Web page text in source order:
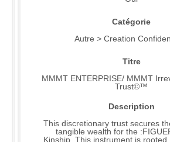
Catégorie
Autre > Creation
Titre
MMMT ENTERPRISE/ MMMT
Trust©™
Description
This discretionary trust secures
tangible wealth for the
Kinship. This instrument is rooted